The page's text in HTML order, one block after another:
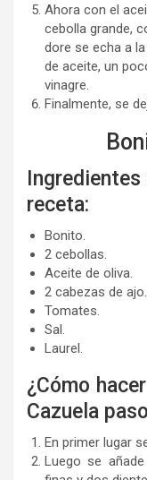
Ahora con el
cebolla grande,
dore se echa a
de aceite, un
vinagre.
Finalmente, se
receta:
Bonito.
2 cebollas.
Aceite de oliva.
2 cabezas de ajo.
Tomates.
Sal.
Laurel.
¿Cómo
Cazuela
En primer lugar
Luego se